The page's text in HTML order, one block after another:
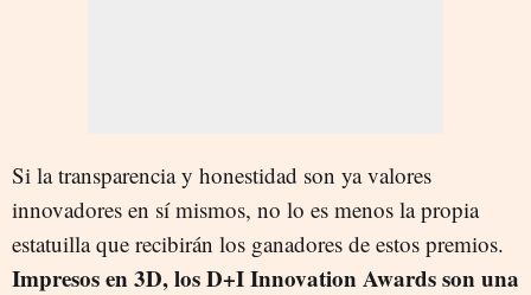
Si la transparencia y honestidad son ya valores
innovadores en sí mismos, no lo es menos la propia
estatuilla que recibirán los ganadores de estos premios.
Impresos en 3D, los D+I Innovation Awards son una